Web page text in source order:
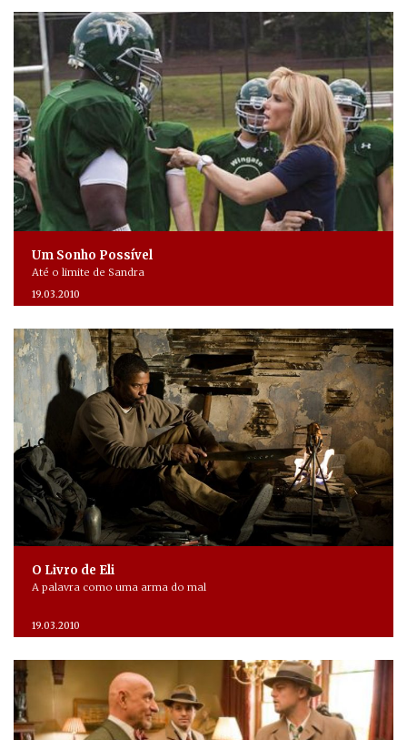
Um Sonho Possível
Até o limite de Sandra
19.03.2010
O Livro de Eli
A palavra como uma arma do mal
19.03.2010